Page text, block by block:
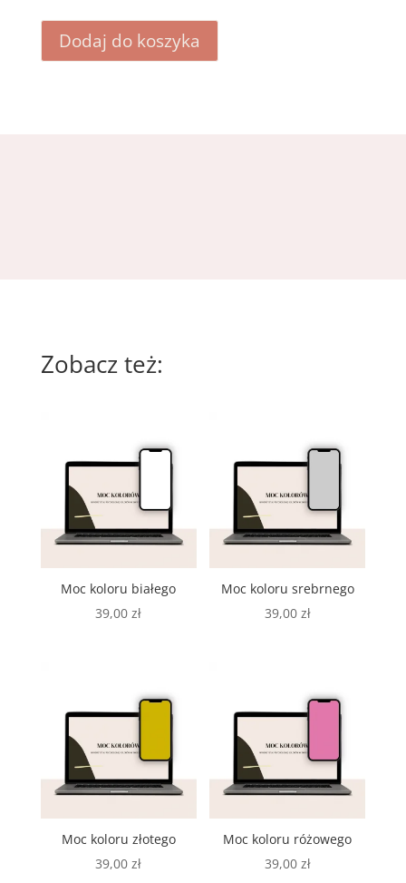
Dodaj do koszyka
Zobacz też:
Moc koloru białego
39,00zł
Moc koloru srebrnego
39,00 zł
Moc koloru złotego
39,00zł
Moc koloru różowego
39,00 zł